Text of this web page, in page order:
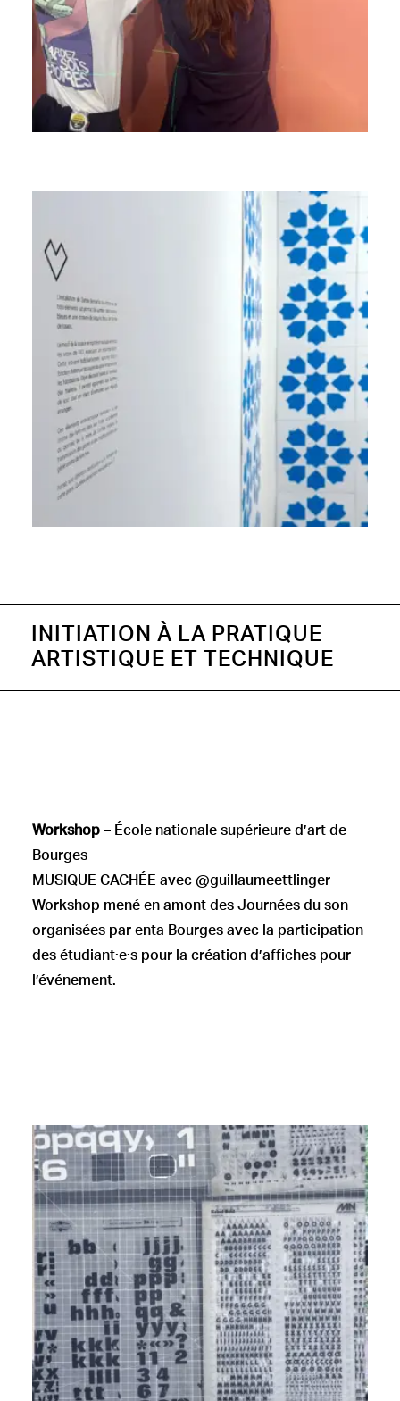
INITIATION À LA PRATIQUE
ARTISTIQUE ET TECHNIQUE
Workshop – École nationale supérieure d’art de
Bourges
MUSIQUE CACHÉE avec @guillaumeettlinger
Workshop mené en amont des Journées du son
organisées par enta Bourges avec la participation
des étudiant·e·s pour la création d’affiches pour
l’événement.